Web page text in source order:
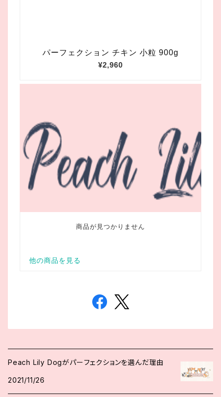
Peach Lily Dogがパーフェクションを選んだ理由
2021/11/26